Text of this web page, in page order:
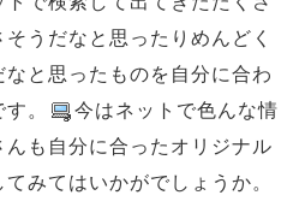
うだなと思ったりめんどく
と思ったものを自分に合わ
。
今はネットで色んな情
も自分に合ったオリジナル
みてはいかがでしょうか。